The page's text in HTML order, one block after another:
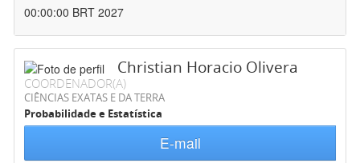
00:00:00 BRT 2027
Christian Horacio Olivera
COORDENADOR(A)
CIÊNCIAS EXATAS E DA TERRA
Probabilidade e Estatística
E-mail